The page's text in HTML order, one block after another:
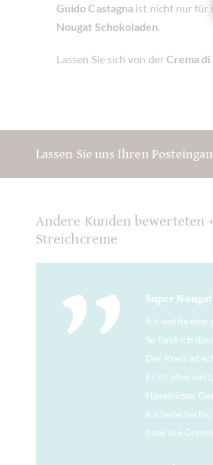
Guido Castagna ist nicht nur für
Nougat Schokoladen.
Lassen Sie sich von derCrema
Lassen Sie uns Ihren
Andere Kunden bewerteten
Streichcreme
Super
Ich wollte eine
So fand ich
Der Preis ist
Es ist alles
Haselnüsse.
Ich liebe
habe die